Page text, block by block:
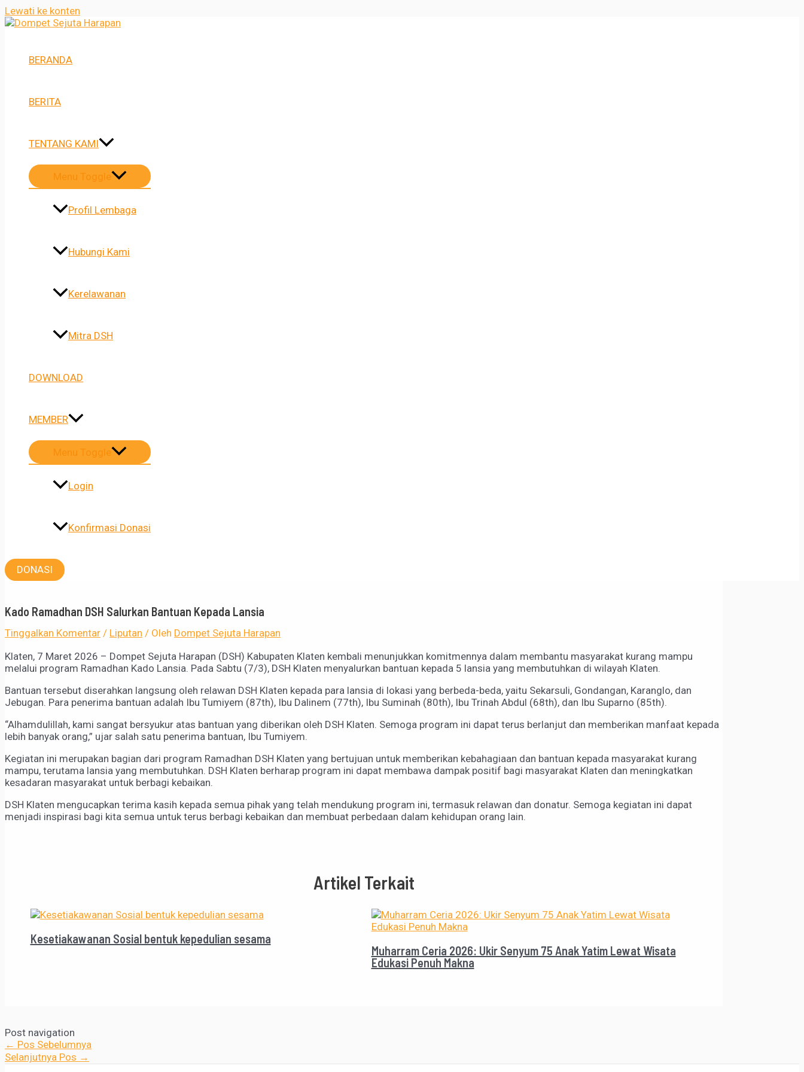
Lewati ke konten
BERANDA
BERITA
TENTANG KAMI
Menu Toggle
Profil Lembaga
Hubungi Kami
Kerelawanan
Mitra DSH
DOWNLOAD
MEMBER
Menu Toggle
Login
Konfirmasi Donasi
DONASI
Kado Ramadhan DSH Salurkan Bantuan Kepada Lansia
Tinggalkan Komentar / Liputan / Oleh Dompet Sejuta Harapan
Klaten, 7 Maret 2026 – Dompet Sejuta Harapan (DSH) Kabupaten Klaten kembali menunjukkan komitmennya dalam membantu masyarakat kurang mampu
melalui program Ramadhan Kado Lansia. Pada Sabtu (7/3), DSH Klaten menyalurkan bantuan kepada 5 lansia yang membutuhkan di wilayah Klaten.
Bantuan tersebut diserahkan langsung oleh relawan DSH Klaten kepada para lansia di lokasi yang berbeda-beda, yaitu Sekarsuli, Gondangan, Karanglo, dan
Jebugan. Para penerima bantuan adalah Ibu Tumiyem (87th), Ibu Dalinem (77th), Ibu Suminah (80th), Ibu Trinah Abdul (68th), dan Ibu Suparno (85th).
“Alhamdulillah, kami sangat bersyukur atas bantuan yang diberikan oleh DSH Klaten. Semoga program ini dapat terus berlanjut dan memberikan manfaat kepada
lebih banyak orang,” ujar salah satu penerima bantuan, Ibu Tumiyem.
Kegiatan ini merupakan bagian dari program Ramadhan DSH Klaten yang bertujuan untuk memberikan kebahagiaan dan bantuan kepada masyarakat kurang
mampu, terutama lansia yang membutuhkan. DSH Klaten berharap program ini dapat membawa dampak positif bagi masyarakat Klaten dan meningkatkan
kesadaran masyarakat untuk berbagi kebaikan.
DSH Klaten mengucapkan terima kasih kepada semua pihak yang telah mendukung program ini, termasuk relawan dan donatur. Semoga kegiatan ini dapat
menjadi inspirasi bagi kita semua untuk terus berbagi kebaikan dan membuat perbedaan dalam kehidupan orang lain.
Artikel Terkait
Kesetiakawanan Sosial bentuk kepedulian sesama
Muharram Ceria 2026: Ukir Senyum 75 Anak Yatim Lewat Wisata
Edukasi Penuh Makna
Post navigation
← Pos Sebelumnya
Selanjutnya Pos →